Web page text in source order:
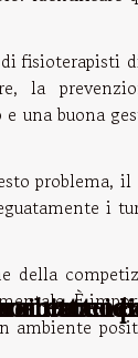
fisioterapisti
la
una buona
problema, il
i
della
È
ambiente
bianco
i
notte di